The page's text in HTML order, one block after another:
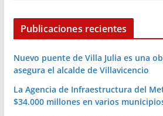
Publicaciones recientes
Nuevo puente de Villa Julia es una
asegura el alcalde de Villavicencio
La Agencia de Infraestructura del
$34.000 millones en varios